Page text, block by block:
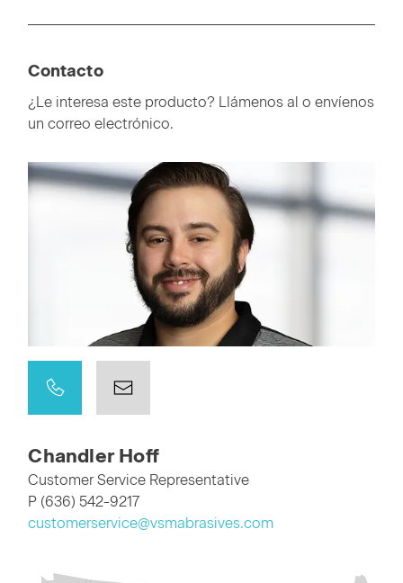
Contacto
¿Le interesa este producto? Llámenos al o envíenos
un correo electrónico.
Chandler Hoff
Customer Service Representative
P (636) 542-9217
customerservice@vsmabrasives.com